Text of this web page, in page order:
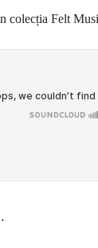
colecția Felt
.